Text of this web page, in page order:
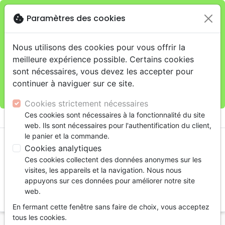
Je veux retirer ma commande au 11 rue de Rive,
Genèveclose
warningCette boutique en ligne est limitée au retrait en
magasin.
Pour les livraisons à domicile, veuillez passer vos
commandes sur la boutique La Maison de la Bible
shopping_cart
cookie Paramètres des cookies
Nous utilisons des cookies pour vous offrir la
meilleure expérience possible. Certains cookies
sont nécessaires, vous devez les accepter pour
continuer à naviguer sur ce site.
Cookies strictement nécessaires
Ces cookies sont nécessaires à la fonctionnalité du site
web. Ils sont nécessaires pour l'authentification du client,
le panier et la commande.
Cookies analytiques
Ces cookies collectent des données anonymes sur les
visites, les appareils et la navigation. Nous nous
appuyons sur ces données pour améliorer notre site
web.
En fermant cette fenêtre sans faire de choix, vous acceptez
tous les cookies.